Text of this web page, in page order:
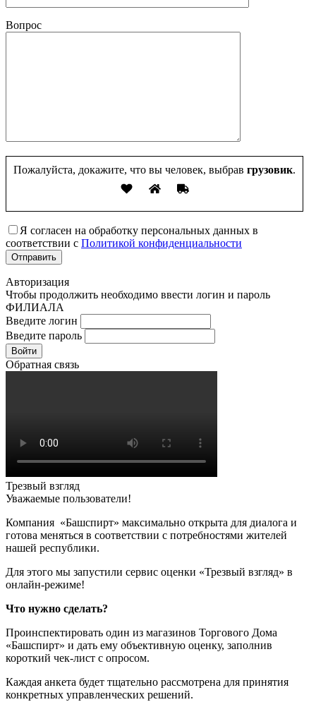
Вопрос
Пожалуйста, докажите, что вы человек, выбрав грузовик.
Я согласен на обработку персональных данных в
соответствии с Политикой конфиденциальности
Авторизация
Чтобы продолжить необходимо ввести логин и пароль
ФИЛИАЛА
Введите логин
Введите пароль
Войти
Обратная связь
Трезвый взгляд
Уважаемые пользователи!
Компания «Башспирт» максимально открыта для диалога и
готова меняться в соответствии с потребностями жителей
нашей республики.
Для этого мы запустили сервис оценки «Трезвый взгляд» в
онлайн-режиме!
Что нужно сделать?
Проинспектировать один из магазинов Торгового Дома
«Башспирт» и дать ему объективную оценку, заполнив
короткий чек-лист с опросом.
Каждая анкета будет тщательно рассмотрена для принятия
конкретных управленческих решений.